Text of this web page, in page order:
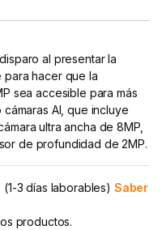
al presentar la
para hacer que la
sea accesible para más
AI, que incluye
ultra ancha de 8MP,
de profundidad de 2MP.
3 días laborables) Saber
productos.